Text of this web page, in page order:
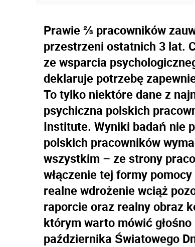
Prawie ⅔ pracowników
przestrzeni ostatnich 3 lat.
ze wsparcia
deklaruje potrzebę
To tylko niektóre dane z
psychiczna polskich
Institute. Wyniki badań nie
polskich pracowników
wszystkim – ze strony
włączenie tej formy
realne wdrożenie wciąż
raporcie oraz realny obraz
którym warto mówić
października Światowego